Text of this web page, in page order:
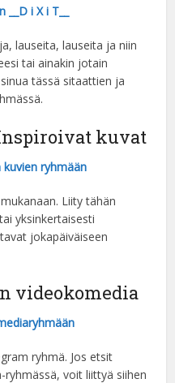
i X i T__
lauseita, lauseita ja niin
tai ainakin jotain
tässä sitaattien ja
kuvat
ryhmään
Liity tähän
yksinkertaisesti
jokapäiväiseen
videokomedia
ryhmä. Jos etsit
voit liittyä siihen